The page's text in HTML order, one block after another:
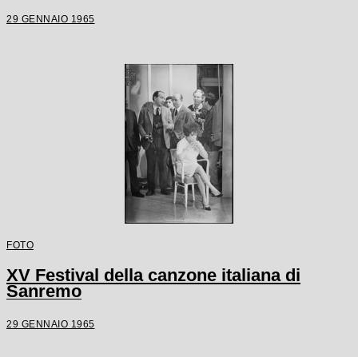
29 GENNAIO 1965
FOTO
XV Festival della canzone italiana di
Sanremo
29 GENNAIO 1965